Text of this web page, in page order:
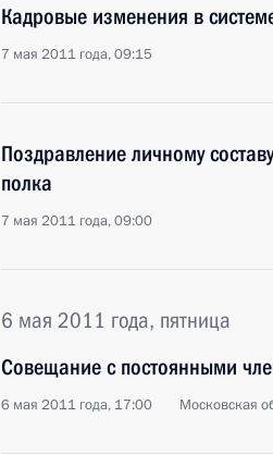
Кадровые изменения в
7 мая 2011 года, 09:15
Поздравление личному
полка
7 мая 2011 года, 09:00
6 мая 2011 года, пятница
Совещание с постоянными
6 мая 2011 года, 17:00 Московская